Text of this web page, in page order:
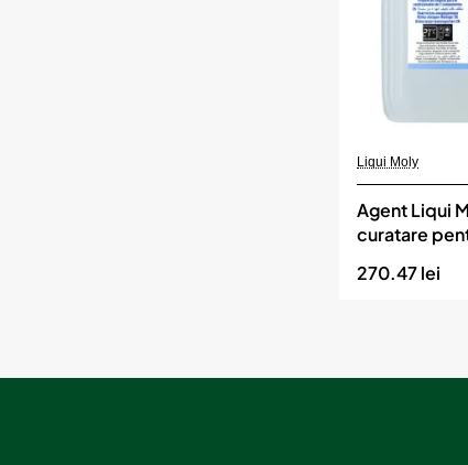
Momentan indisponibil
Liqui Moly
Agent Liqui
curatare
270.47 lei